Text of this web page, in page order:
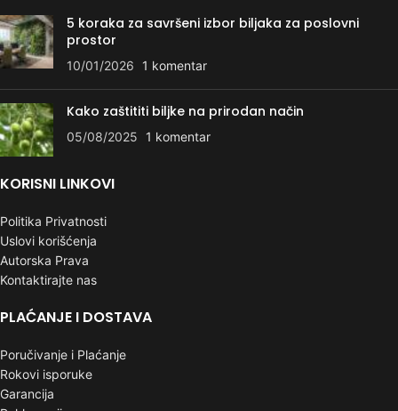
5 koraka za savršeni izbor biljaka za poslovni
prostor
10/01/2026 1 komentar
Kako zaštititi biljke na prirodan način
05/08/2025 1 komentar
KORISNI LINKOVI
Politika Privatnosti
Uslovi korišćenja
Autorska Prava
Kontaktirajte nas
PLAĆANJE I DOSTAVA
Poručivanje i Plaćanje
Rokovi isporuke
Garancija